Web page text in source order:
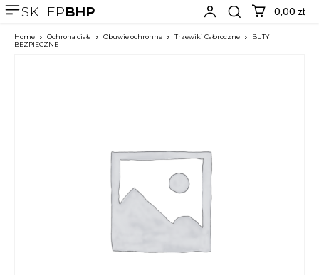
SKLEPBHP 0,00 zł
Home Ochrona ciała Obuwie ochronne Trzewiki Całoroczne
BUTY
BEZPIECZNE